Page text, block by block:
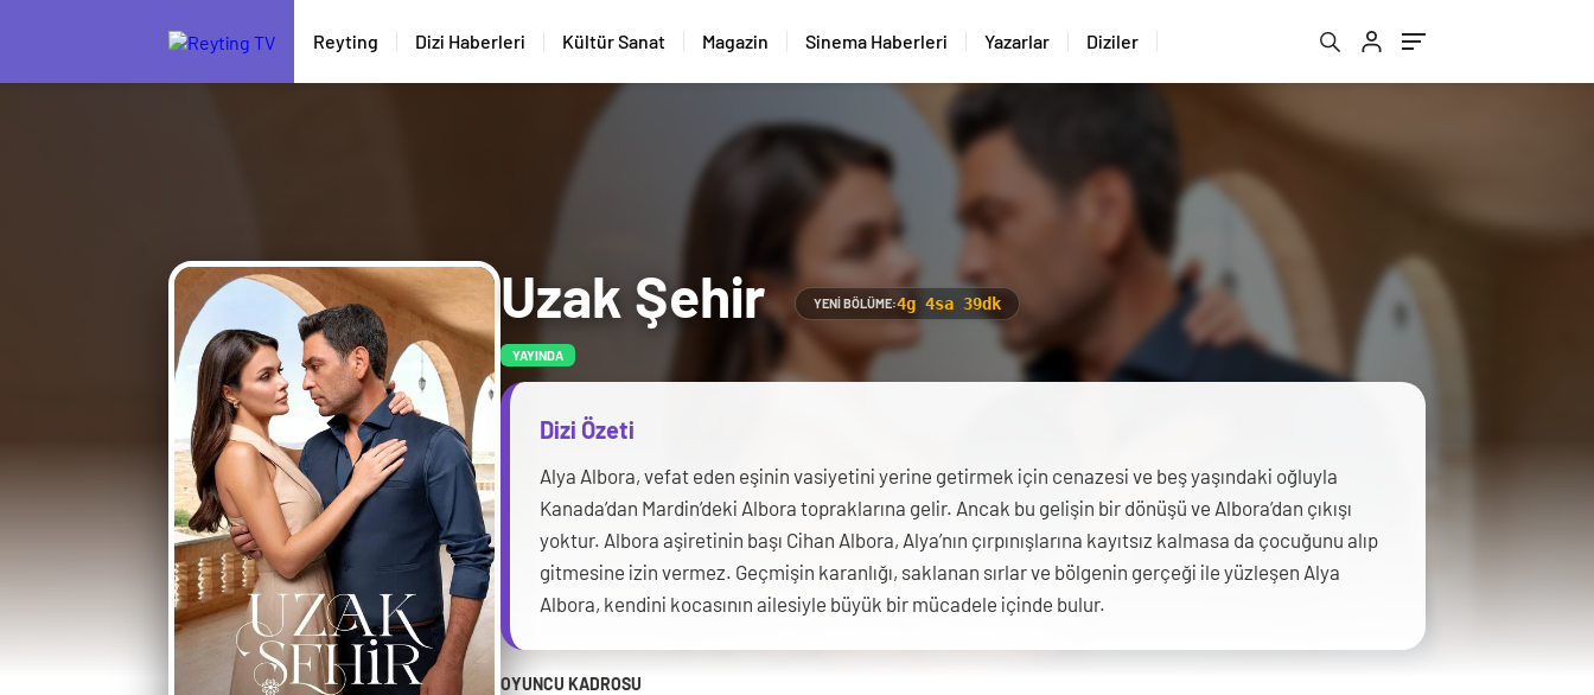
Reyting Dizi Haberleri Kültür Sanat Magazin Sinema Haberleri Yazarlar Diziler
Uzak Şehir YENI BÖLÜME:4g 4sa 39dk
YAYINDA
Dizi Özeti
Alya Albora, vefat eden eşinin vasiyetini yerine getirmek için cenazesi ve beş yaşındaki oğluyla
Kanada’dan Mardin’deki Albora topraklarına gelir. Ancak bu gelişin bir dönüşü ve Albora’dan çıkışı
yoktur. Albora aşiretinin başı Cihan Albora, Alya’nın çırpınışlarına kayıtsız kalmasa da çocuğunu alıp
gitmesine izin vermez. Geçmişin karanlığı, saklanan sırlar ve bölgenin gerçeği ile yüzleşen Alya
Albora, kendini kocasının ailesiyle büyük bir mücadele içinde bulur.
OYUNCU KADROSU